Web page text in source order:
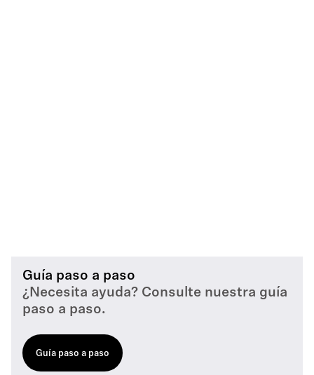
Guía paso a paso
¿Necesita ayuda? Consulte nuestra guía
paso a paso.
Guía paso a paso